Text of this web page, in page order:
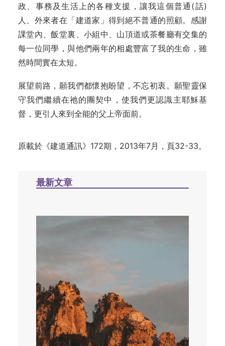
政、事務及生活上的各種支援，讓我這個普通(話)
人、外來者在「建道家」得到絕不普通的照顧。感謝
課堂內、飯堂裏、小組中、山頂道或茶餐廳有交集的
每一位同學，與他們兩年的相處豐富了我的生命，雖
然時間實在太短。
展望前路，願我們都懷抱盼望，不忘初衷。願聖靈保
守我們繼續在祂的團契中，使我們更認識主耶穌基
督，更引人來到全能的父上帝面前。
原載於 《建道通訊》172期，2013年7月，頁32-33。
最新文章